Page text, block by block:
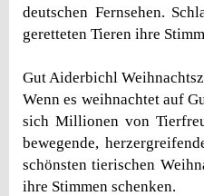
deutschen Fernsehen.
geretteten Tieren ihre
Gut Aiderbichl
Wenn es weihnachtet auf
sich Millionen von
bewegende,
schönsten tierischen
ihre Stimmen schenken.